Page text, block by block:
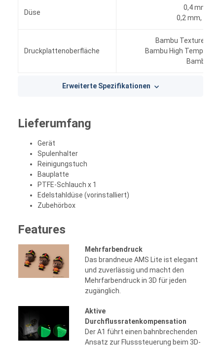
Düse
0,4 mm,
0,2 mm, 0,6
Druckplattenoberfläche
Bambu Textured
Bambu High
Bambu
Erweiterte Spezifikationen
Lieferumfang
Gerät
Spulenhalter
Reinigungstuch
Bauplatte
PTFE-Schlauch x 1
Edelstahldüse (vorinstalliert)
Zubehörbox
Features
Mehrfarbendruck
Das brandneue AMS Lite ist elegant
und zuverlässig und macht den
Mehrfarbendruck in 3D für jeden
zugänglich.
Aktive
Durchflussratenkompensation
Der A1 führt einen bahnbrechenden
Ansatz zur Flusssteuerung beim 3D-